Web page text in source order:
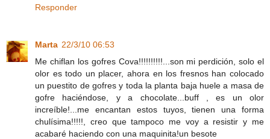
Responder
Marta 22/3/10 06:53
Me chiflan los gofres Cova!!!!!!!!!!...son mi perdición, solo el
olor es todo un placer, ahora en los fresnos han colocado
un puestito de gofres y toda la planta baja huele a masa de
gofre haciéndose, y a chocolate...buff , es un olor
increíble!...me encantan estos tuyos, tienen una forma
chulísima!!!!!, creo que tampoco me voy a resistir y me
acabaré haciendo con una maquinita!un besote